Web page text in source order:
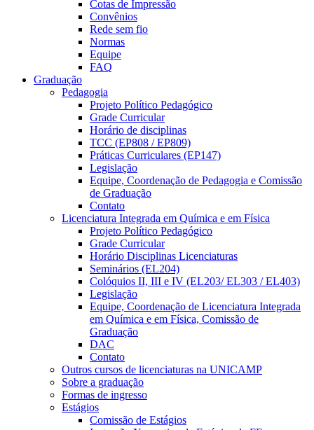
Cotas de Impressão
Convênios
Rede sem fio
Normas
Equipe
FAQ
Graduação
Pedagogia
Projeto Político Pedagógico
Grade Curricular
Horário de disciplinas
TCC (EP808 / EP809)
Práticas Curriculares (EP147)
Legislação
Equipe, Coordenação de Pedagogia e Comissão
de Graduação
Contato
Licenciatura Integrada em Química e em Física
Projeto Político Pedagógico
Grade Curricular
Horário Disciplinas Licenciaturas
Seminários (EL204)
Colóquios II, III e IV (EL203/ EL303 / EL403)
Legislação
Equipe, Coordenação de Licenciatura Integrada
em Química e em Física, Comissão de
Graduação
DAC
Contato
Outros cursos de licenciaturas na UNICAMP
Sobre a graduação
Formas de ingresso
Estágios
Comissão de Estágios